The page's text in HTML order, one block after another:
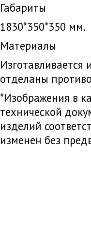
Габариты
1830*350*350 мм.
Материалы
отделаны
*Изображения в
технической
изделий
изменен без